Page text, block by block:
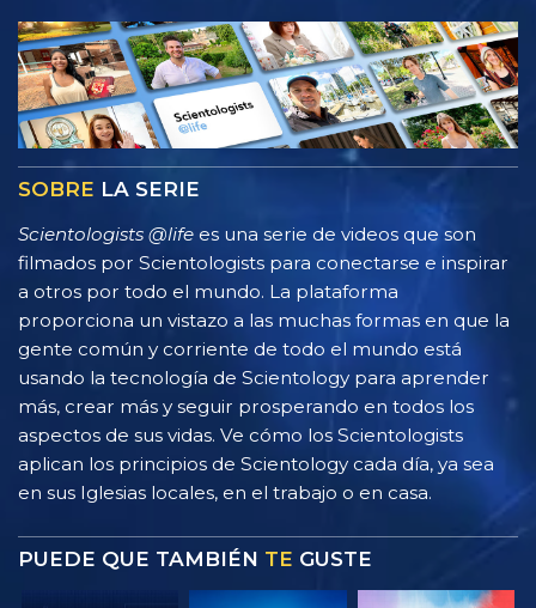
SOBRE LA SERIE
Scientologists @life es una serie de videos que son
filmados por Scientologists para conectarse e inspirar
a otros por todo el mundo. La plataforma
proporciona un vistazo a las muchas formas en que la
gente común y corriente de todo el mundo está
usando la tecnología de Scientology para aprender
más, crear más y seguir prosperando en todos los
aspectos de sus vidas. Ve cómo los Scientologists
aplican los principios de Scientology cada día, ya sea
en sus Iglesias locales, en el trabajo o en casa.
PUEDE QUE TAMBIÉN TE GUSTE